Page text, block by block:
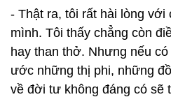
- Thật ra, tôi rất hài lòng với
mình. Tôi thấy chẳng còn
hay than thở. Nhưng nếu
ước những thị phi, những
về đời tư không đáng có sẽ